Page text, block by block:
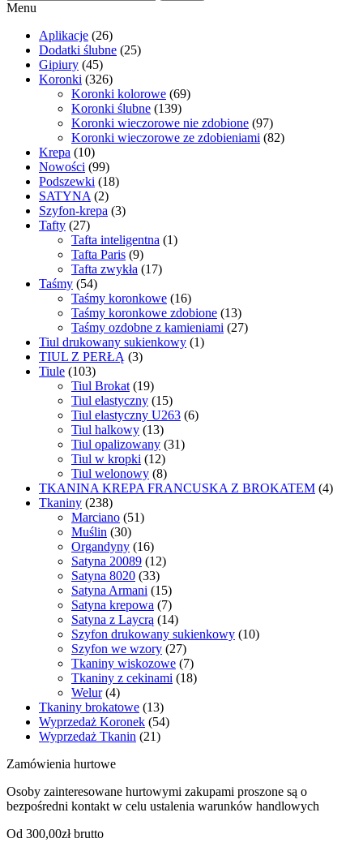
Menu
Aplikacje (26)
Dodatki ślubne (25)
Gipiury (45)
Koronki (326)
Koronki kolorowe (69)
Koronki ślubne (139)
Koronki wieczorowe nie zdobione (97)
Koronki wieczorowe ze zdobieniami (82)
Krepa (10)
Nowości (99)
Podszewki (18)
SATYNA (2)
Szyfon-krepa (3)
Tafty (27)
Tafta inteligentna (1)
Tafta Paris (9)
Tafta zwykła (17)
Taśmy (54)
Taśmy koronkowe (16)
Taśmy koronkowe zdobione (13)
Taśmy ozdobne z kamieniami (27)
Tiul drukowany sukienkowy (1)
TIUL Z PERŁĄ (3)
Tiule (103)
Tiul Brokat (19)
Tiul elastyczny (15)
Tiul elastyczny U263 (6)
Tiul halkowy (13)
Tiul opalizowany (31)
Tiul w kropki (12)
Tiul welonowy (8)
TKANINA KREPA FRANCUSKA Z BROKATEM (4)
Tkaniny (238)
Marciano (51)
Muślin (30)
Organdyny (16)
Satyna 20089 (12)
Satyna 8020 (33)
Satyna Armani (15)
Satyna krepowa (7)
Satyna z Laycrą (14)
Szyfon drukowany sukienkowy (10)
Szyfon we wzory (27)
Tkaniny wiskozowe (7)
Tkaniny z cekinami (18)
Welur (4)
Tkaniny brokatowe (13)
Wyprzedaż Koronek (54)
Wyprzedaż Tkanin (21)
Zamówienia hurtowe
Osoby zainteresowane hurtowymi zakupami proszone są o
bezpośredni kontakt w celu ustalenia warunków handlowych
Od 300,00zł brutto